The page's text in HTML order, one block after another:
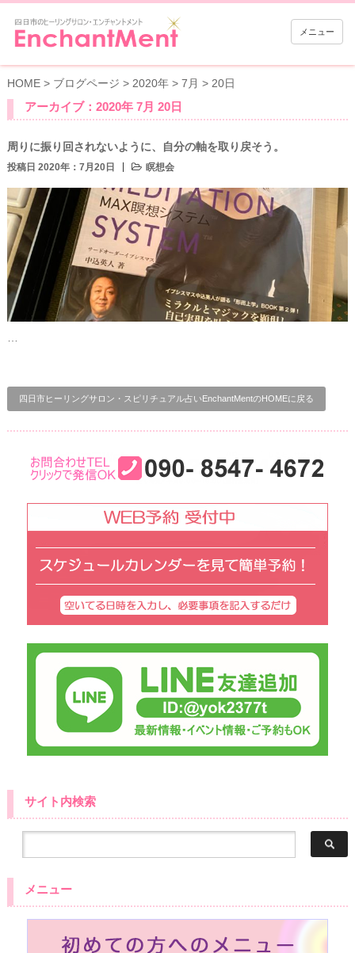
メニュー
HOME> ブログページ > 2020年> 7月 > 20日
アーカイブ：2020年 7月 20日
周りに振り回されないように、自分の軸を取り戻そう。
投稿日 2020年：7月20日 瞑想会
…
四日市ヒーリングサロン・スピリチュアル占いEnchantMentのHOMEに戻る
サイト内検索
メニュー